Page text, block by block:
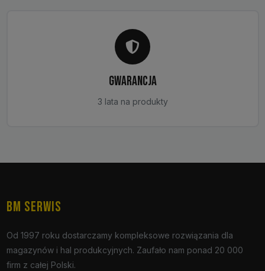
GWARANCJA
3 lata na produkty
BM SERWIS
Od 1997 roku dostarczamy kompleksowe rozwiązania dla
magazynów i hal produkcyjnych. Zaufało nam ponad 20 000
firm z całej Polski.